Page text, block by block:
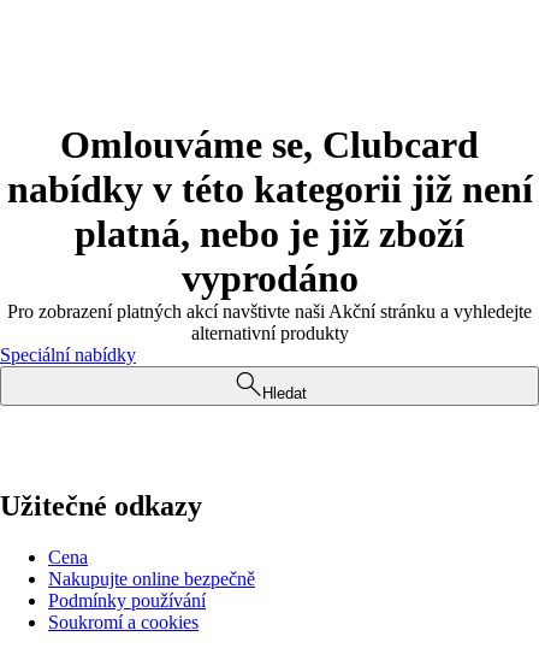
Omlouváme se, Clubcard
nabídky v této kategorii již není
platná, nebo je již zboží
vyprodáno
Pro zobrazení platných akcí navštivte naši Akční stránku a vyhledejte
alternativní produkty
Speciální nabídky
Hledat
Užitečné odkazy
Cena
Nakupujte online bezpečně
Podmínky používání
Soukromí a cookies